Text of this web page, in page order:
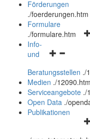
Förderungen
./foerderungen.htm
Formulare
./formulare.htm
und
schließen
Info-
und
Beratungsstellen ./
Medien ./12090.htm
Serviceangebote ./
Open Data ./
Publikationen